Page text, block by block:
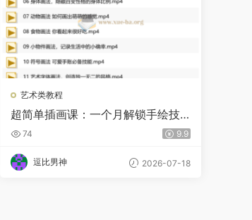
艺术类教程
超简单插画课：一个月解锁手绘技
能 74 9.9
逗比男神 2026-07-18